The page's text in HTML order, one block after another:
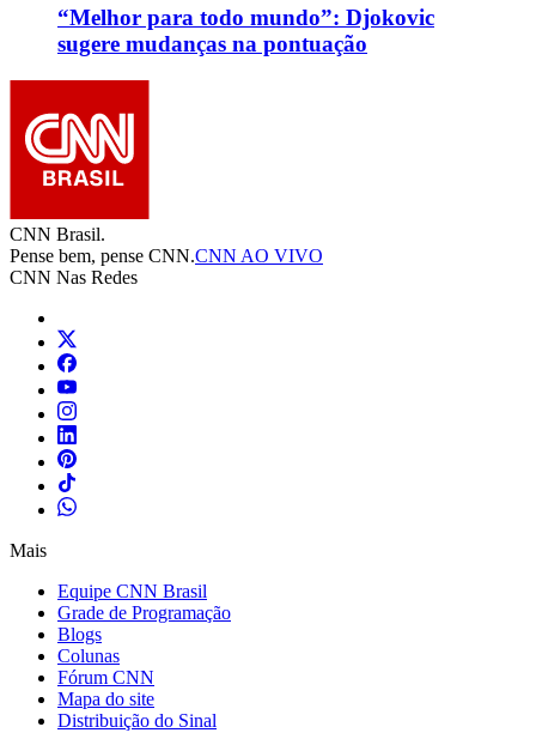
“Melhor para todo mundo”: Djokovic
sugere mudanças na pontuação
CNN Brasil.
Pense bem, pense CNN.CNN AO VIVO
CNN Nas Redes
Mais
Equipe CNN Brasil
Grade de Programação
Blogs
Colunas
Fórum CNN
Mapa do site
Distribuição do Sinal